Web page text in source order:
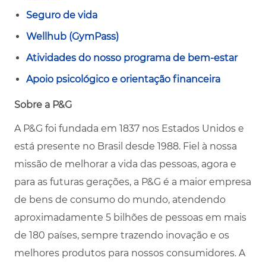
Seguro de vida
Wellhub (GymPass)
Atividades do nosso programa de bem-estar
Apoio psicológico e orientação financeira
Sobre a P&G
A P&G foi fundada em 1837 nos Estados Unidos e
está presente no Brasil desde 1988. Fiel à nossa
missão de melhorar a vida das pessoas, agora e
para as futuras gerações, a P&G é a maior empresa
de bens de consumo do mundo, atendendo
aproximadamente 5 bilhões de pessoas em mais
de 180 países, sempre trazendo inovação e os
melhores produtos para nossos consumidores. A